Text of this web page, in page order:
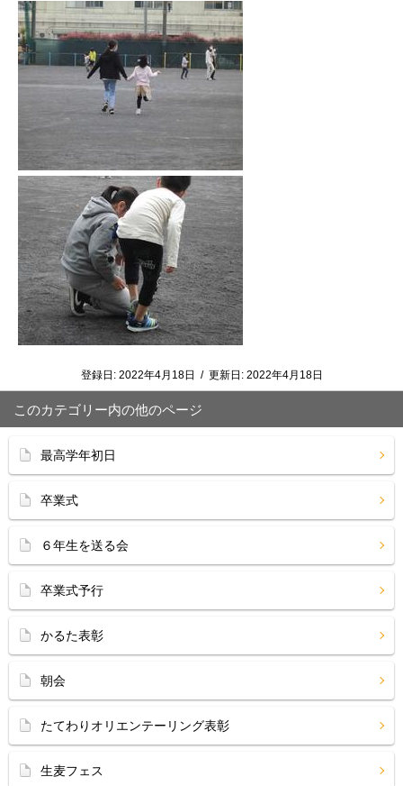
登録日: 2022年4月18日 / 更新日: 2022年4月18日
このカテゴリー内の他のページ
最高学年初日
卒業式
６年生を送る会
卒業式予行
かるた表彰
朝会
たてわりオリエンテーリング表彰
生麦フェス